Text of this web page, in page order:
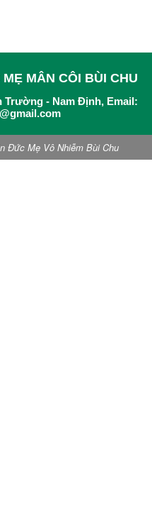
MÂN CÔI BÙI CHU
Trường - Nam Định, Email:
Đức Mẹ Vô Nhiễm Bùi Chu